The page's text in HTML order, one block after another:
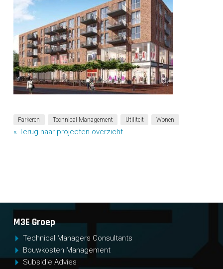
Parkeren Technical Management Utiliteit Wonen
« Terug naar projecten overzicht
M3E Groep
Technical Managers Consultants
Bouwkosten Management
Subsidie Advies